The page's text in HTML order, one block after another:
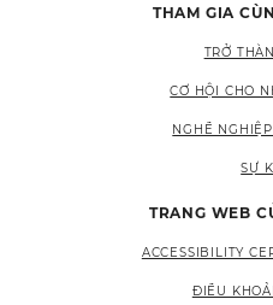
THAM GIA
TRỞ
CƠ HỘI CHO
NGHỀ
SỰ
TRANG WEB
ACCESSIBILITY
ĐIỀU